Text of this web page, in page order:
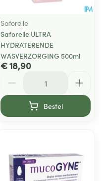
Saforelle
Saforelle ULTRA
HYDRATERENDE
WASVERZORGING 500ml
€ 18,90
Bestel